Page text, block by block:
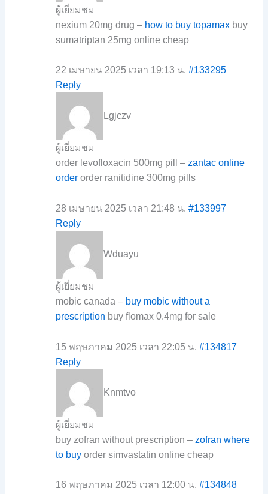
ผู้เยี่ยมชม
nexium 20mg drug – how to buy topamaxbuy
sumatriptan 25mg online cheap
22 เมษายน 2025 เวลา 19:13 น. #133295
Reply
Lgjczv
ผู้เยี่ยมชม
order levofloxacin 500mg pill – zantac online
orderorder ranitidine 300mg pills
28 เมษายน 2025 เวลา 21:48 น. #133997
Reply
Wduayu
ผู้เยี่ยมชม
mobic canada – buy mobic without a
prescription buy flomax 0.4mg for sale
15 พฤษภาคม 2025 เวลา 22:05 น. #134817
Reply
Knmtvo
ผู้เยี่ยมชม
buy zofran without prescription – zofran where
to buyorder simvastatin online cheap
16 พฤษภาคม 2025 เวลา 12:00 น. #134848